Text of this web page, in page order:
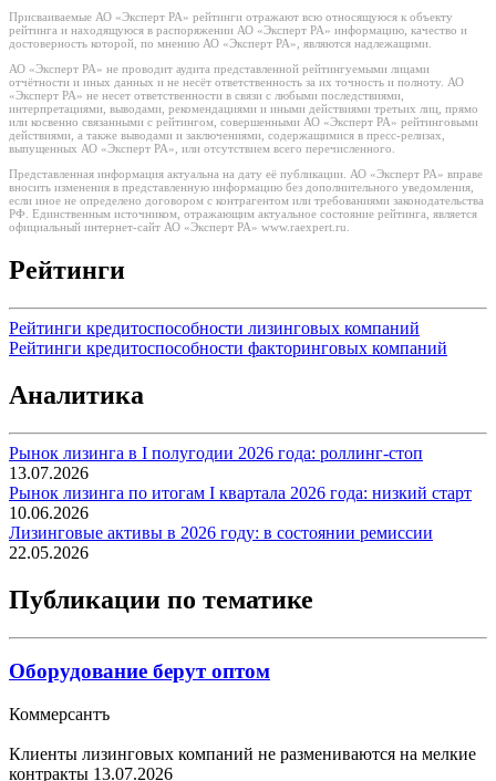
Присваиваемые АО «Эксперт РА» рейтинги отражают всю относящуюся к объекту
рейтинга и находящуюся в распоряжении АО «Эксперт РА» информацию, качество и
достоверность которой, по мнению АО «Эксперт РА», являются надлежащими.
АО «Эксперт РА» не проводит аудита представленной рейтингуемыми лицами
отчётности и иных данных и не несёт ответственность за их точность и полноту. АО
«Эксперт РА» не несет ответственности в связи с любыми последствиями,
интерпретациями, выводами, рекомендациями и иными действиями третьих лиц, прямо
или косвенно связанными с рейтингом, совершенными АО «Эксперт РА» рейтинговыми
действиями, а также выводами и заключениями, содержащимися в пресс-релизах,
выпущенных АО «Эксперт РА», или отсутствием всего перечисленного.
Представленная информация актуальна на дату её публикации. АО «Эксперт РА» вправе
вносить изменения в представленную информацию без дополнительного уведомления,
если иное не определено договором с контрагентом или требованиями законодательства
РФ. Единственным источником, отражающим актуальное состояние рейтинга, является
официальный интернет-сайт АО «Эксперт РА» www.raexpert.ru.
Рейтинги
Рейтинги кредитоспособности лизинговых компаний
Рейтинги кредитоспособности факторинговых компаний
Аналитика
Рынок лизинга в I полугодии 2026 года: роллинг-стоп
13.07.2026
Рынок лизинга по итогам I квартала 2026 года: низкий старт
10.06.2026
Лизинговые активы в 2026 году: в состоянии ремиссии
22.05.2026
Публикации по тематике
Оборудование берут оптом
Коммерсантъ
Клиенты лизинговых компаний не размениваются на мелкие
контракты 13.07.2026